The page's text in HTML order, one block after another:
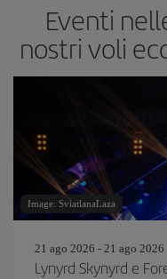
Eventi
nostri voli
Image: SviatlanaLaza
21 ago 2026 - 21 ago 2026
Lynyrd Skynyrd e